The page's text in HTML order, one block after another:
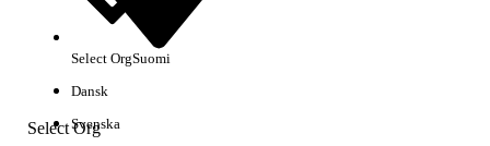
Select Org
Select OrgSuomi
Dansk
Svenska